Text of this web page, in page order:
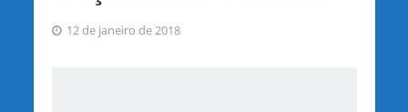
12 de janeiro de 2018